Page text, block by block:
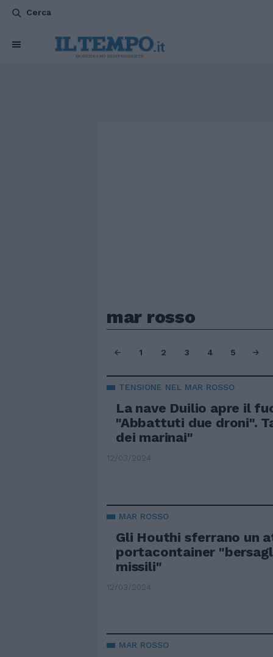
Cerca
mar rosso
1 2 3 4 5
TENSIONE NEL MAR ROSSO
La nave Duilio apre il
"Abbattuti due droni".
dei marinai"
12/03/2024
MAR ROSSO
Gli Houthi sferrano un
portacontainer
missili"
12/03/2024
MAR ROSSO